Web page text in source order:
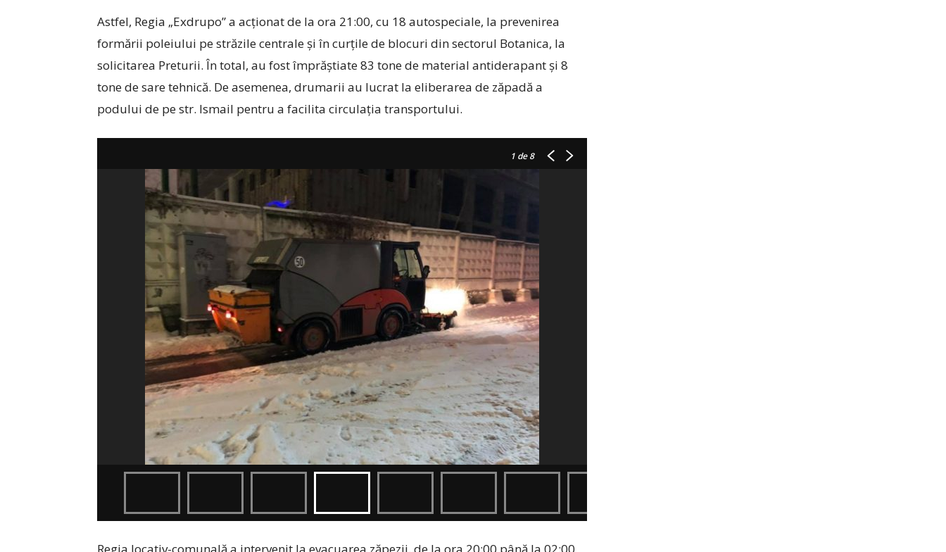
Astfel, Regia „Exdrupo” a acționat de la ora 21:00, cu 18 autospeciale, la prevenirea
formării poleiului pe străzile centrale și în curțile de blocuri din sectorul Botanica, la
solicitarea Preturii. În total, au fost împrăștiate 83 tone de material antiderapant și 8
tone de sare tehnică. De asemenea, drumarii au lucrat la eliberarea de zăpadă a
podului de pe str. Ismail pentru a facilita circulația transportului.
1 de 8